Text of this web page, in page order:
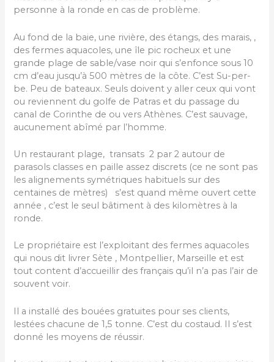
personne à la ronde en cas de problème.
Au fond de la baie, une rivière, des étangs, des marais, ,
des fermes aquacoles, une île pic rocheux et une
grande plage de sable/vase noir qui s’enfonce sous 10
cm d’eau jusqu’à 500 mètres de la côte. C’est Su-per-
be. Peu de bateaux. Seuls doivent y aller ceux qui vont
ou reviennent du golfe de Patras et du passage du
canal de Corinthe de ou vers Athènes. C’est sauvage,
aucunement abîmé par l’homme.
Un restaurant plage, transats 2 par 2 autour de
parasols classes en paille assez discrets (ce ne sont pas
les alignements symétriques habituels sur des
centaines de mètres) s’est quand même ouvert cette
année , c’est le seul bâtiment à des kilomètres à la
ronde.
Le propriétaire est l’exploitant des fermes aquacoles
qui nous dit livrer Sète , Montpellier, Marseille et est
tout content d’accueillir des français qu’il n’a pas l’air de
souvent voir.
Il a installé des bouées gratuites pour ses clients,
lestées chacune de 1,5 tonne. C’est du costaud. Il s’est
donné les moyens de réussir.